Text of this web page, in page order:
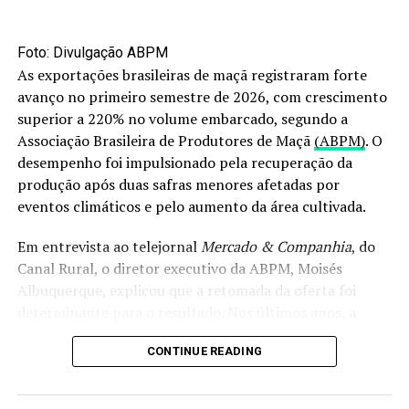
administrador da MBR Company, empresa responsável
por exportar mais de 18 frutas brasileiras. “O Brasil tem
produção em alto nível e consegue atender diferentes
mercados”, diz.
Apesar de ser o terceiro maior produtor de frutas do
mundo, o Brasil ainda busca ampliar sua participação no
mercado internacional. Para o executivo, o acordo com a
marco importante”, observa Miralla.
Expectativa com a Fruit Attraction
Com a expectativa de atrair mais de 18 mil visitantes até
a próxima quinta-feira (26), aFruit Attraction São
maior feira voltada ao setor de frutas e hortaliças do
Foto: Divulgação ABPM
As exportações brasileiras de maçã registraram forte
avanço no primeiro semestre de 2026, com crescimento
superior a 220% no volume embarcado, segundo a
Associação Brasileira de Produtores de Maçã (ABPM). O
desempenho foi impulsionado pela recuperação da
produção após duas safras menores afetadas por
eventos climáticos e pelo aumento da área cultivada.
Em entrevista ao telejornalMercado & Companhia, do
Canal Rural, o diretor executivo da ABPM, Moisés
Albuquerque, explicou que a retomada da oferta foi
cadeia enfrentou perdas provocadas por chuvas
intensas, especialmente no segundo semestre de 2023 e
CONTINUE READING